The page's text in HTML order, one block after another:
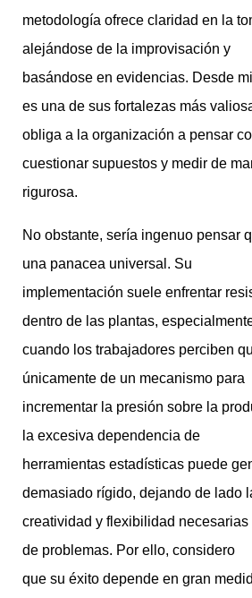
metodología ofrece claridad en la
alejándose de la improvisación y
basándose en evidencias. Desde
es una de sus fortalezas más
obliga a la organización a pensar
cuestionar supuestos y medir de
rigurosa.
No obstante, sería ingenuo pensar
una panacea universal. Su
implementación suele enfrentar
dentro de las plantas,
cuando los trabajadores perciben
únicamente de un mecanismo para
incrementar la presión sobre la
la excesiva dependencia de
herramientas estadísticas puede
demasiado rígido, dejando de lado
creatividad y flexibilidad
de problemas. Por ello, considero
que su éxito depende en gran